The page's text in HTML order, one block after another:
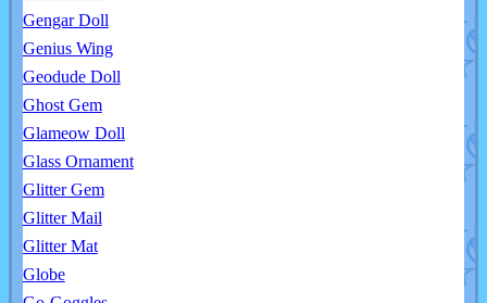
Gengar Doll
Genius Wing
Geodude Doll
Ghost Gem
Glameow Doll
Glass Ornament
Glitter Gem
Glitter Mail
Glitter Mat
Globe